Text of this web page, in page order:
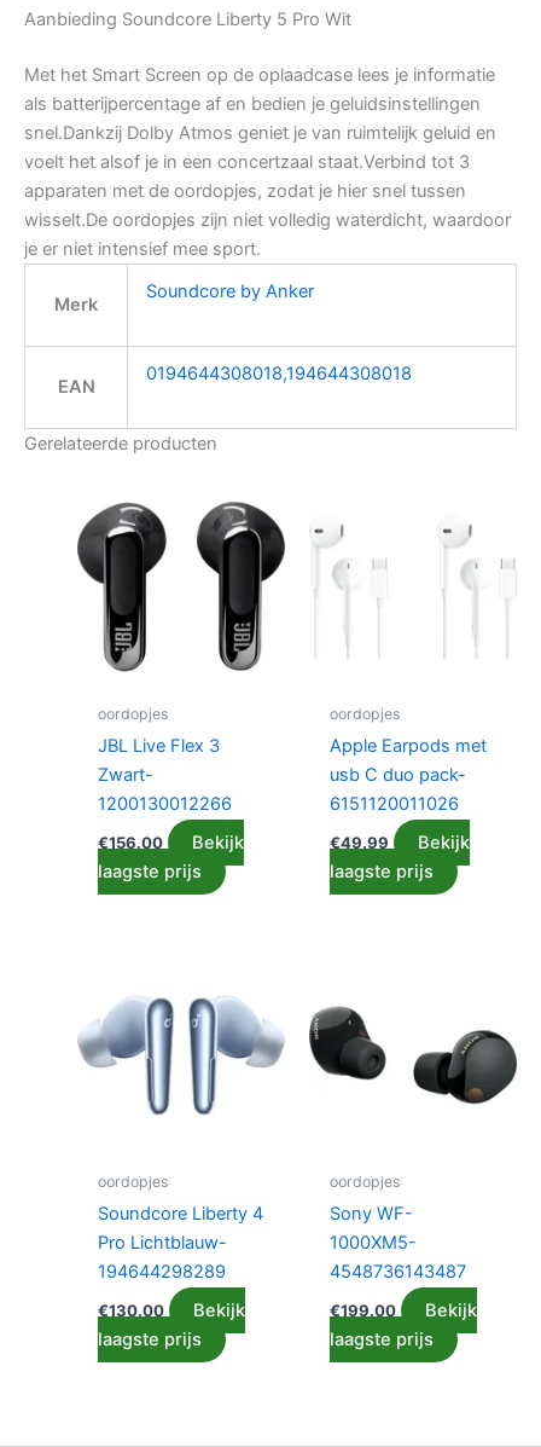
Aanbieding Soundcore Liberty 5 Pro Wit
Met het Smart Screen op de oplaadcase lees je informatie
als batterijpercentage af en bedien je geluidsinstellingen
snel.Dankzij Dolby Atmos geniet je van ruimtelijk geluid en
voelt het alsof je in een concertzaal staat.Verbind tot 3
apparaten met de oordopjes, zodat je hier snel tussen
wisselt.De oordopjes zijn niet volledig waterdicht, waardoor
je er niet intensief mee sport.
Merk
Soundcore by Anker
EAN
0194644308018,194644308018
Gerelateerde producten
oordopjes
JBL Live Flex 3
Zwart-
1200130012266
€156.00
Bekijk
laagste prijs
oordopjes
Apple Earpods met
usb C duo pack-
6151120011026
€49.99
Bekijk
laagste prijs
oordopjes
Soundcore Liberty 4
Pro Lichtblauw-
194644298289
€130.00
Bekijk
laagste prijs
oordopjes
Sony WF-
1000XM5-
4548736143487
€199.00
Bekijk
laagste prijs